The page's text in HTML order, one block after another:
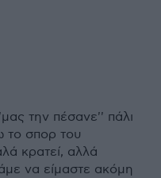
την πέσανε'' πάλι
το σπορ του
κρατεί, αλλά
να είμαστε ακόμη